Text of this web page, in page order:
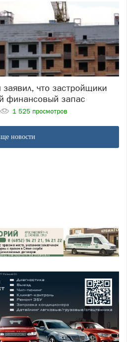
финансовый запас
1 525 просмотров
новости